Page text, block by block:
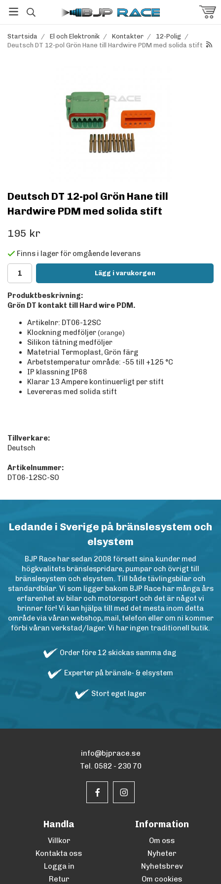
Startsida / El och Elektronik / Kontakter / 12-Polig /
Deutsch DT 12-pol Grön Hane till Hardwire PDM med solida stift
Deutsch DT 12-pol Grön Hane till
Hardwire PDM med solida stift
195 kr
Finns i lager för omgående leverans
Lägg i varukorgen
Produktbeskrivning:
Grön DT kontakt till Hard wire PDM.
Artikelnr: DT06-12SC
Klockning medföljer (orange)
Silikon tätning medföljer
Matetrial Termoplast, Grön färg
Arbetstemperatur område: -55 till +125 °C
IP klassning IP68
Klarar 13 Ampere kontinuerligt per stift
Levereras med solida stift
Tillverkare:
Deutsch
Artikelnummer:
DT06-12SC-SO
Ledande i Sverige på bränslesystem och
elsystem
BJP Race har sedan 2008 försett sina kunder med
högkvalitets bränslespridare, pumpar och övrigt till
bränslesystem och elsystem. Till både tävlingsbilar och
standardbilar. Vi som ligger bakom BJP Race har många års
erfarenhet av bilar och motorsport och det är något vi
brinner för! Vi kan hjälpa till med det mesta inom detta
område via våran webshop, mail, telefon eller om ni kommer
förbi våran verkstad/lager. Vi har ingen traditionell butik.
Order före 12 skickas samma dag
Experter på bränsle- & elsystem
Stort eget lager
info@bjprace.se
Tel. 0582 - 230 70
Handla
Villkor
Kontakta oss
Logga in
Retur
Information
Om oss
Nyheter
Nyhetsbrev
Om cookies